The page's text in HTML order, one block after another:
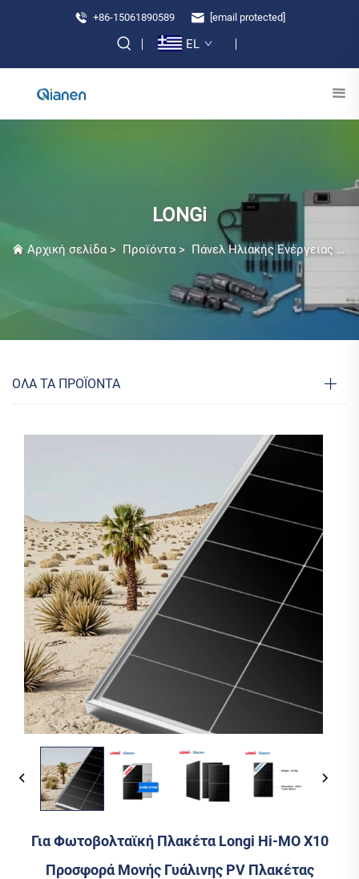
+86-15061890589 [email protected]
EL
LONGi
Αρχική σελίδα > Προϊόντα > Πάνελ Ηλιακής Ενέργειας Κατηγορίας 1
ΟΛΑ ΤΑ ΠΡΟΪΟΝΤΑ
Για Φωτοβολταϊκή Πλακέτα Longi Hi-MO X10
Προσφορά Μονής Γυάλινης PV Πλακέτας